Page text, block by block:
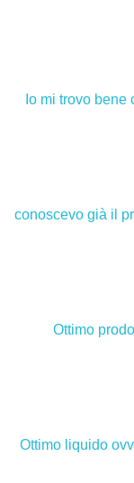
Io mi trovo
conoscevo già il
Ottimo
Ottimo liquido